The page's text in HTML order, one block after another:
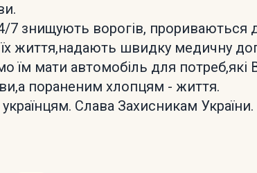
7 знищують ворогів, прориваються
життя,надають швидку медичну
їм мати автомобіль для потреб,які
пораненим хлопцям - життя.
українцям. Слава Захисникам України.